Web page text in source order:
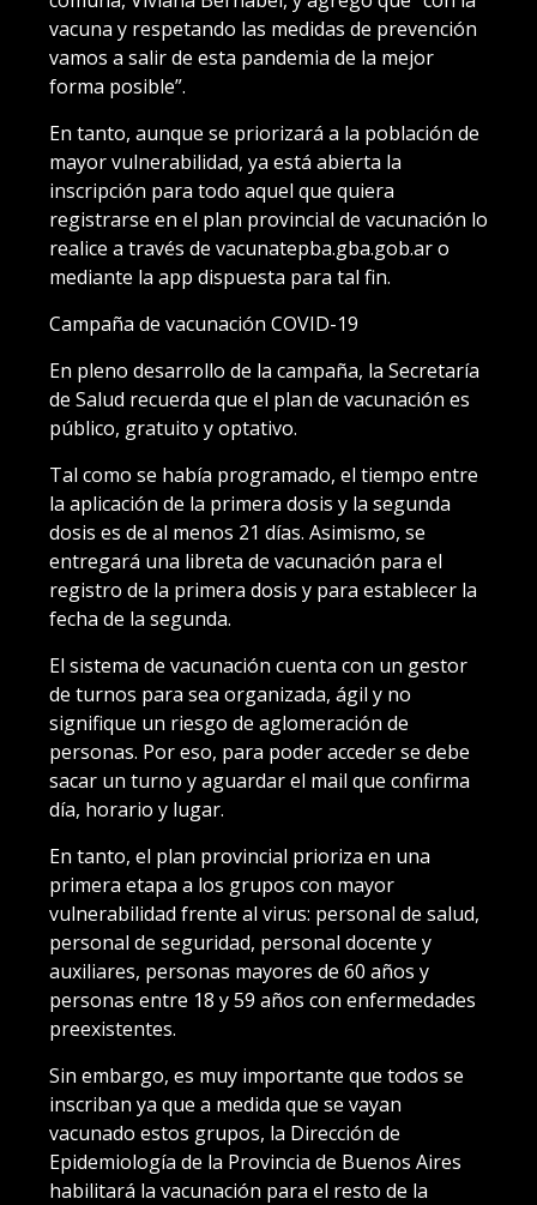
vacuna y respetando las medidas de prevención
vamos a salir de esta pandemia de la mejor
forma posible”.
En tanto, aunque se priorizará a la población de
mayor vulnerabilidad, ya está abierta la
inscripción para todo aquel que quiera
registrarse en el plan provincial de vacunación lo
realice a través de vacunatepba.gba.gob.ar o
mediante la app dispuesta para tal fin.
Campaña de vacunación COVID-19
En pleno desarrollo de la campaña, la Secretaría
de Salud recuerda que el plan de vacunación es
público, gratuito y optativo.
Tal como se había programado, el tiempo entre
la aplicación de la primera dosis y la segunda
dosis es de al menos 21 días. Asimismo, se
entregará una libreta de vacunación para el
registro de la primera dosis y para establecer la
fecha de la segunda.
El sistema de vacunación cuenta con un gestor
de turnos para sea organizada, ágil y no
signifique un riesgo de aglomeración de
personas. Por eso, para poder acceder se debe
sacar un turno y aguardar el mail que confirma
día, horario y lugar.
En tanto, el plan provincial prioriza en una
primera etapa a los grupos con mayor
vulnerabilidad frente al virus: personal de salud,
personal de seguridad, personal docente y
auxiliares, personas mayores de 60 años y
personas entre 18 y 59 años con enfermedades
preexistentes.
Sin embargo, es muy importante que todos se
inscriban ya que a medida que se vayan
vacunado estos grupos, la Dirección de
Epidemiología de la Provincia de Buenos Aires
habilitará la vacunación para el resto de la